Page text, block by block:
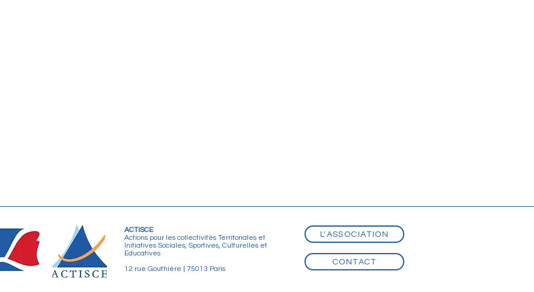
ACTISCE
Actions pour les collectivités Territoriales et
Initiatives Sociales, Sportives, Culturelles et
Educatives
12 rue Gouthière | 75013 Paris
L'ASSOCIATION
CONTACT